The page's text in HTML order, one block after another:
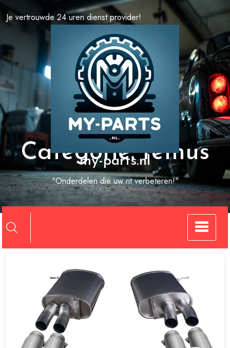
Spring
naar
inhoud
Je vertrouwde 24 uren dienst provider!
my-parts.nl
"Onderdelen die uw rit verbeteren!"
Categorie:remus